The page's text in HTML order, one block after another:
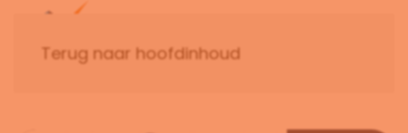
Terug naar hoofdinhoud